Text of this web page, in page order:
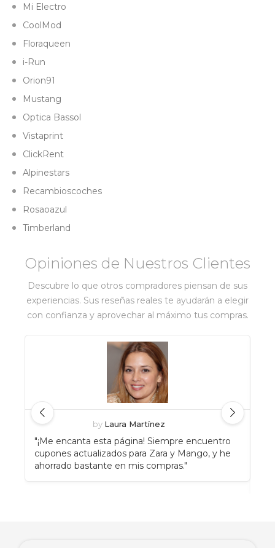
Mi Electro
CoolMod
Floraqueen
i-Run
Orion91
Mustang
Optica Bassol
Vistaprint
ClickRent
Alpinestars
Recambioscoches
Rosaoazul
Timberland
Opiniones de Nuestros Clientes
Descubre lo que otros compradores piensan de sus
experiencias. Sus reseñas reales te ayudarán a elegir
con confianza y aprovechar al máximo tus compras.
by Laura Martínez
"¡Me encanta esta página! Siempre encuentro
cupones actualizados para Zara y Mango, y he
ahorrado bastante en mis compras."